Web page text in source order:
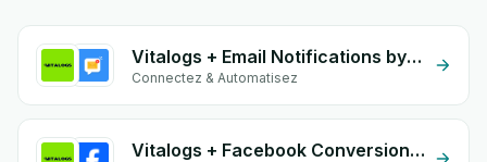
Vitalogs + Email Notifications by eGrow
Connectez & Automatisez
Vitalogs + Facebook Conversion API (CAPI)